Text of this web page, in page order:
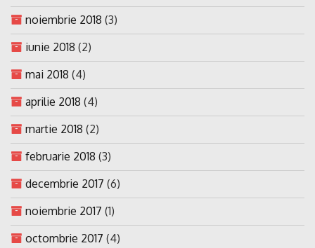
noiembrie 2018 (3)
iunie 2018 (2)
mai 2018 (4)
aprilie 2018 (4)
martie 2018 (2)
februarie 2018 (3)
decembrie 2017 (6)
noiembrie 2017 (1)
octombrie 2017 (4)